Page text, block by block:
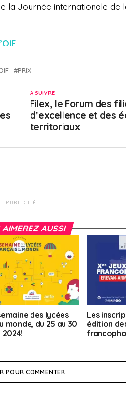
la Journée internationale de
PRIX
A SUIVRE
Filex, le Forum des
d’excellence et des
territoriaux
PUBLICITÉ
AIMEREZ AUSSI
des lycées
monde, du 25 au 30
Les
édition
POUR COMMENTER